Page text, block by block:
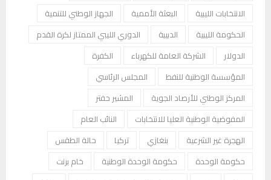
الانتخابات الليبية
البعثة الأممية
الجهاز الوطني للتنمية
الحكومة الليبية
الدبيبة
الدوري الليبي الممتاز لكرة القدم
الدولار
الشركة العامة للكهرباء
الكفرة
المؤسسة الوطنية للنفط
المجلس الرئاسي
المركز الوطني للأرصاد الجوية
المشير حفتر
المفوضية الوطنية العليا للانتخابات
النائب العام
الهجرة غير الشرعية
بنغازي تركيا
حالة الطقس
حكومة الوحدة
حكومة الوحدة الوطنية
خام برنت